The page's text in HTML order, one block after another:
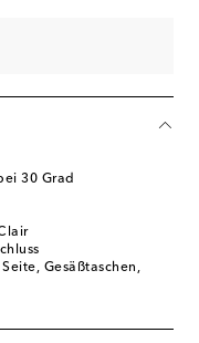
30 Grad
Gesäßtaschen,